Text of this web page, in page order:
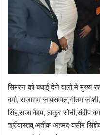
सिमरन को बधाई देने वालों में मुख्य
वर्मा, राजाराम जायसवाल,गौतम
सिंह,राजा वैश्य, ठाकुर सोनी,संदीप
श्रीवास्तव,अतीक अहमद वसीम